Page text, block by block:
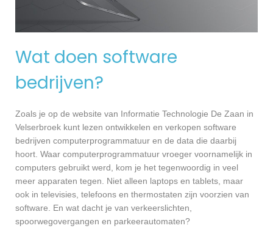
Wat doen software
bedrijven?
Zoals je op de website van Informatie Technologie De Zaan in
Velserbroek kunt lezen ontwikkelen en verkopen software
bedrijven computerprogrammatuur en de data die daarbij
hoort. Waar computerprogrammatuur vroeger voornamelijk in
computers gebruikt werd, kom je het tegenwoordig in veel
meer apparaten tegen. Niet alleen laptops en tablets, maar
ook in televisies, telefoons en thermostaten zijn voorzien van
software. En wat dacht je van verkeerslichten,
spoorwegovergangen en parkeerautomaten?